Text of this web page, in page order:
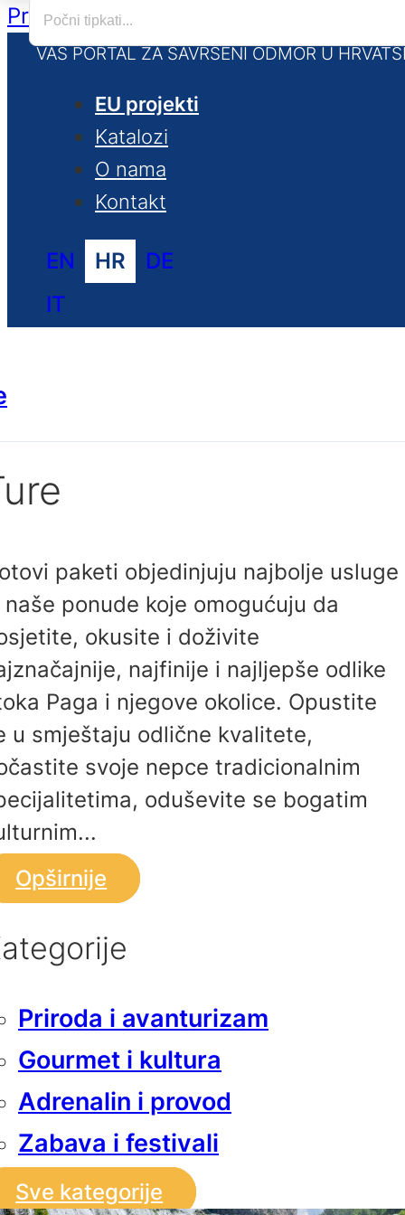
Preskoči na glavni sadržaj
VAŠ PORTAL ZA SAVRŠENI ODMOR U
EU projekti
Katalozi
O nama
Kontakt
EN HR
DE
IT
paketi objedinjuju najbolje usluge
ponude koje omogućuju da
okusite i doživite
najfinije i najljepše odlike
Paga i njegove okolice. Opustite
u smještaju odlične kvalitete,
svoje nepce tradicionalnim
oduševite se bogatim
Opširnije
Priroda i avanturizam
Gourmet i kultura
Adrenalin i provod
Zabava i festivali
Sve kategorije